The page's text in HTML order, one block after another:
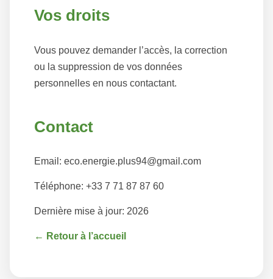
Vos droits
Vous pouvez demander l’accès, la correction
ou la suppression de vos données
personnelles en nous contactant.
Contact
Email: eco.energie.plus94@gmail.com
Téléphone: +33 7 71 87 87 60
Dernière mise à jour: 2026
← Retour à l’accueil